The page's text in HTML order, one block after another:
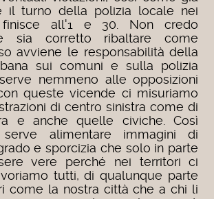
il turno della polizia locale nei
all'1 e 30. Non credo
sia corretto ribaltare come
avviene le responsabilità della
sui comuni e sulla polizia
nemmeno alle opposizioni
queste vicende ci misuriamo
di centro sinistra come di
e anche quelle civiche. Così
alimentare immagini di
e sporcizia che solo in parte
vere perché nei territori ci
tutti, di qualunque parte
come la nostra città che a chi li